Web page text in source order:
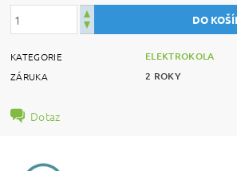
KATEGORIE ELEKTROKOLA
ZÁRUKA 2 ROKY
Dotaz